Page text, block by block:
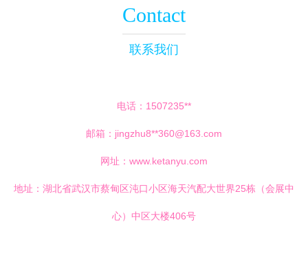
Contact
联系我们
电话：1507235**
邮箱：jingzhu8**360@163.com
网址： www.ketanyu.com
地址：湖北省武汉市蔡甸区沌口小区海天汽配大世界25栋（会展中
心）中区大楼406号